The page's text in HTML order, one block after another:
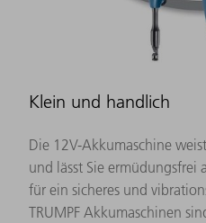
Klein und handlich
Die 12V-Akkumaschine
und lässt Sie ermüdungsfrei
für ein sicheres und
TRUMPF Akkumaschinen